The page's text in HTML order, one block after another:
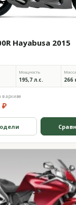
Hayabusa 2015
Мощность
195,7 л.с.
Масса
266
в архиве
₽